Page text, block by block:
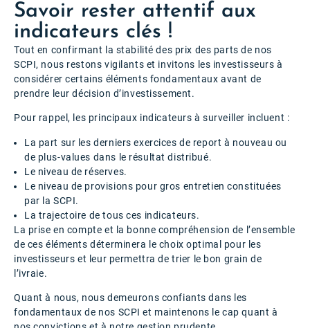
Savoir rester attentif aux
indicateurs clés !
Tout en confirmant la stabilité des prix des parts de nos
SCPI, nous restons vigilants et invitons les investisseurs à
considérer certains éléments fondamentaux avant de
prendre leur décision d’investissement.
Pour rappel, les principaux indicateurs à surveiller incluent :
La part sur les derniers exercices de report à nouveau ou
de plus-values dans le résultat distribué.
Le niveau de réserves.
Le niveau de provisions pour gros entretien constituées
par la SCPI.
La trajectoire de tous ces indicateurs.
La prise en compte et la bonne compréhension de l’ensemble
de ces éléments déterminera le choix optimal pour les
investisseurs et leur permettra de trier le bon grain de
l’ivraie.
Quant à nous, nous demeurons confiants dans les
fondamentaux de nos SCPI et maintenons le cap quant à